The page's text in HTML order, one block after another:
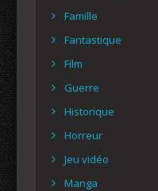
Famille
Fantastique
Film
Guerre
Historique
Horreur
Jeu vidéo
Manga